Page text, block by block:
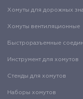
Хомуты для дорожных
Хомуты вентиляционные
Быстроразъемные
Инструмент для хомутов
Стенды для хомутов
Наборы хомутов